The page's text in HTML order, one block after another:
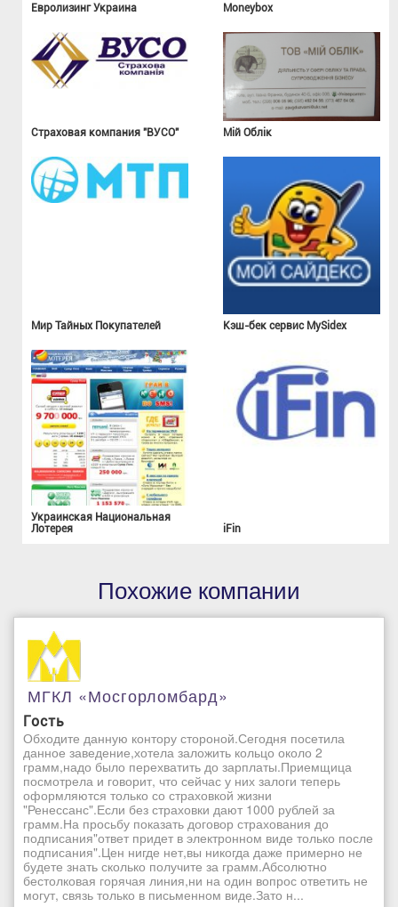
Евролизинг Украина Moneybox
Страховая компания "ВУСО" Мій Облік
Мир Тайных Покупателей Кэш-бек сервис MySidex
Украинская Национальная
Лотерея
iFin
Похожие компании
МГКЛ «Мосгорломбард»
Гость
Обходите данную контору стороной.Сегодня посетила
данное заведение,хотела заложить кольцо около 2
грамм,надо было перехватить до зарплаты.Приемщица
посмотрела и говорит, что сейчас у них залоги теперь
оформляются только со страховкой жизни
"Ренессанс".Если без страховки дают 1000 рублей за
грамм.На просьбу показать договор страхования до
подписания"ответ придет в электронном виде только после
подписания".Цен нигде нет,вы никогда даже примерно не
будете знать сколько получите за грамм.Абсолютно
бестолковая горячая линия,ни на один вопрос ответить не
могут, связь только в письменном виде.Зато н...